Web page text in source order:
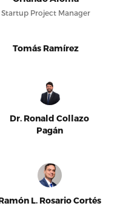
Startup Project Manager
Tomás Ramírez
Dr. Ronald Collazo
Pagán
L. Rosario Cortés